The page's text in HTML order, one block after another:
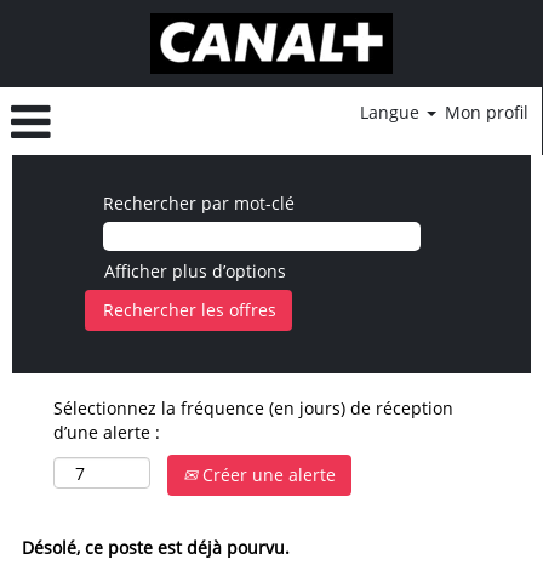
Langue Mon profil
Rechercher par mot-clé
Afficher plus d’options
Sélectionnez la fréquence (en jours) de réception
d’une alerte :
Créer une alerte
Désolé, ce poste est déjà pourvu.